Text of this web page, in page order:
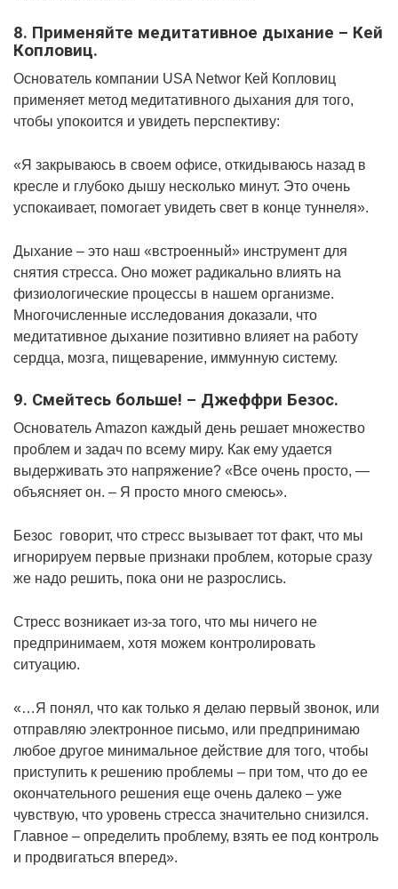
8. Применяйте медитативное дыхание – Кей
Копловиц.
Основатель компании USA Networ Кей Копловиц
применяет метод медитативного дыхания для того,
чтобы упокоится и увидеть перспективу:
«Я закрываюсь в своем офисе, откидываюсь назад в
кресле и глубоко дышу несколько минут. Это очень
успокаивает, помогает увидеть свет в конце туннеля».
Дыхание – это наш «встроенный» инструмент для
снятия стресса. Оно может радикально влиять на
физиологические процессы в нашем организме.
Многочисленные исследования доказали, что
медитативное дыхание позитивно влияет на работу
сердца, мозга, пищеварение, иммунную систему.
9. Смейтесь больше! – Джеффри Безос.
Основатель Amazon каждый день решает множество
проблем и задач по всему миру. Как ему удается
выдерживать это напряжение? «Все очень просто, —
объясняет он. – Я просто много смеюсь».
Безос говорит, что стресс вызывает тот факт, что мы
игнорируем первые признаки проблем, которые сразу
же надо решить, пока они не разрослись.
Стресс возникает из-за того, что мы ничего не
предпринимаем, хотя можем контролировать
ситуацию.
«…Я понял, что как только я делаю первый звонок, или
отправляю электронное письмо, или предпринимаю
любое другое минимальное действие для того, чтобы
приступить к решению проблемы – при том, что до ее
окончательного решения еще очень далеко – уже
чувствую, что уровень стресса значительно снизился.
Главное – определить проблему, взять ее под контроль
и продвигаться вперед».